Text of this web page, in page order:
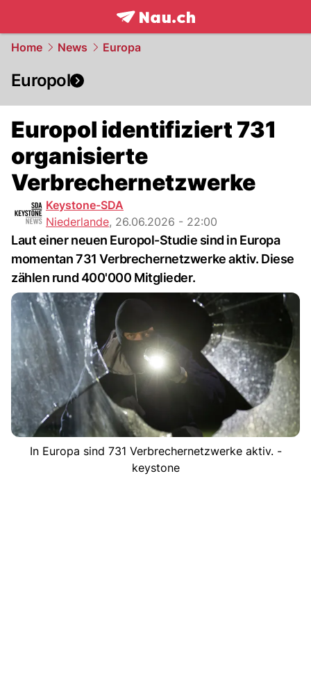
frontpage.NAU.ch
Home News Europa
Europol
Europol identifiziert 731
organisierte
Verbrechernetzwerke
Keystone-SDA
Niederlande, 26.06.2026 - 22:00
Laut einer neuen Europol-Studie sind in Europa
momentan 731 Verbrechernetzwerke aktiv. Diese
zählen rund 400'000 Mitglieder.
In Europa sind 731 Verbrechernetzwerke aktiv. -
keystone